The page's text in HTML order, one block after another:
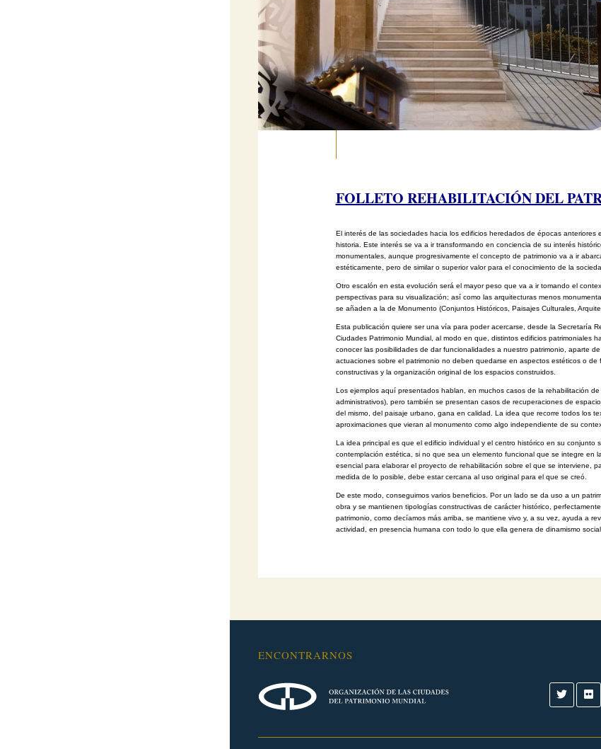
FOLLETO REHABILITACIÓN DEL
El interés de las sociedades hacia los edificios heredados de épocas anteriores
historia. Este interés se va a ir transformando en conciencia de su interés
monumentales, aunque progresivamente el concepto de patrimonio va a ir
estéticamente, pero de similar o superior valor para el conocimiento de la
Otro escalón en esta evolución será el mayor peso que va a ir tomando el
perspectivas para su visualización; así como las arquitecturas menos
se añaden a la de Monumento (Conjuntos Históricos, Paisajes Culturales,
Esta publicación quiere ser una vía para poder acercarse, desde la Secretaría
Ciudades Patrimonio Mundial, al modo en que, distintos edificios patrimoniales
conocerlas posibilidades de dar funcionalidades a nuestro patrimonio, aparte de
actuaciones sobre el patrimonio no deben quedarse en aspectos estéticos o de
constructivas y la organización original de los espacios construidos.
Los ejemplos aquí presentados hablan, en muchos casos de la rehabilitación de
administrativos), pero también se presentan casos de recuperaciones de
del mismo, del paisaje urbano, gana en calidad. La idea que recorre todos los
aproximaciones que vieran al monumento como algo independiente de su
La idea principal es que el edificio individual y el centro histórico en su conjunto
contemplación estética, si no que sea un elemento funcional que se integre en
esencial para elaborar el proyecto de rehabilitación sobre el que se interviene,
medida de lo posible, debe estar cercana al uso original para el que se creó.
De este modo, conseguimos varios beneficios. Por un lado se da uso a un
obra y se mantienen tipologías constructivas de carácter histórico, perfectamente
patrimonio, como decíamos más arriba, se mantiene vivo y, a su vez, ayuda a
actividad, en presencia humana con todo lo que ella genera de dinamismo social
ENCONTRARNOS